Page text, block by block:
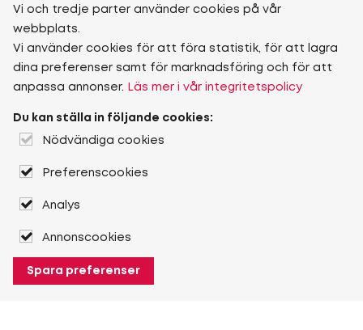
Vi och tredje parter använder cookies på vår
webbplats.
Vi använder cookies för att föra statistik, för att lagra
dina preferenser samt för marknadsföring och för att
anpassa annonser.
Läs mer i vår integritetspolicy
Du kan ställa in följande cookies:
Nödvändiga cookies
Preferenscookies
Analys
Annonscookies
Spara preferenser